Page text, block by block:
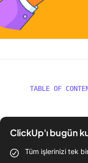
TABLE OF
ClickUp'ı bugün
Tüm işlerinizi tek